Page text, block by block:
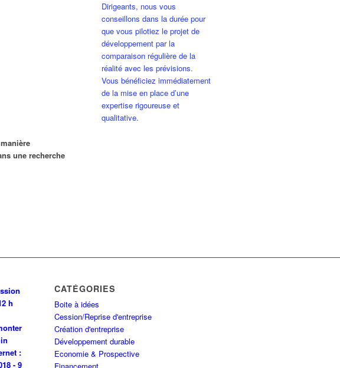
Dirigeants, nous vous
conseillons dans la durée pour
que vous pilotiez le projet de
développement par la
comparaison régulière de la
réalité avec les prévisions.
Vous bénéficiez immédiatement
de la mise en place d’une
expertise rigoureuse et
qualitative.
manière
une recherche
h
:
- 9
CATÉGORIES
Boite à idées
Cession/Reprise d'entreprise
Création d'entreprise
Développement durable
Economie & Prospective